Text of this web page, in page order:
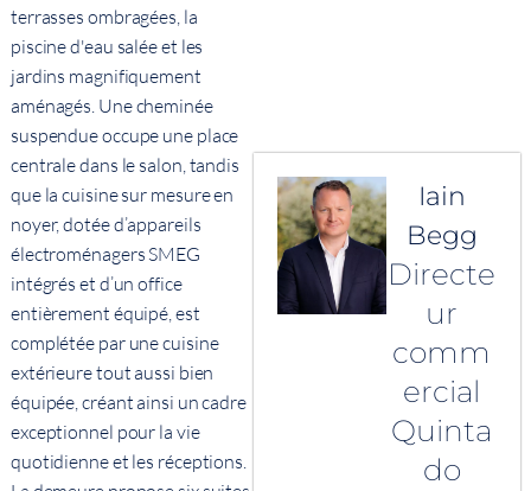
terrasses ombragées, la
piscine d'eau salée et les
jardins magnifiquement
aménagés. Une cheminée
suspendue occupe une place
centrale dans le salon, tandis
que la cuisine sur mesure en
noyer, dotée d’appareils
électroménagers SMEG
intégrés et d’un office
entièrement équipé, est
complétée par une cuisine
extérieure tout aussi bien
équipée, créant ainsi un cadre
exceptionnel pour la vie
quotidienne et les réceptions.
Iain
Begg
Directe
ur
comm
ercial
Quinta
do